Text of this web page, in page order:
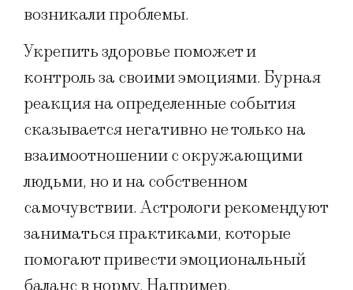
возникали проблемы.
Укрепить здоровье поможет и
контроль за своими эмоциями. Бурная
реакция на определенные события
сказывается негативно не только на
взаимоотношении с окружающими
людьми, но и на собственном
самочувствии. Астрологи рекомендуют
заниматься практиками, которые
помогают привести эмоциональный
баланс в норму. Например,